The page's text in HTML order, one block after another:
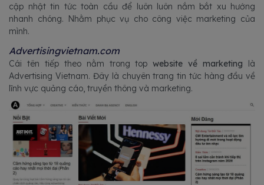
cập nhật tin tức toàn cầu để luôn luôn nắm bắt xu hướng
nhanh chóng. Nhằm phục vụ cho công việc marketing của
mình.
Advertisingvietnam.com
Cái tên tiếp theo nằm trong topwebsite về marketing là
Advertising Vietnam. Đây là chuyên trang tin tức hàng đầu về
lĩnh vực quảng cáo, truyền thông và marketing.